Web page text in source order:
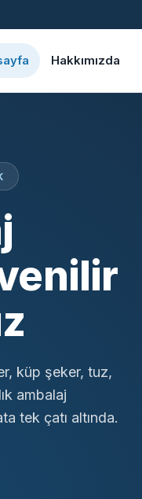
Hakkımızda
küp şeker, tuz,
ambalaj
tek çatı altında.